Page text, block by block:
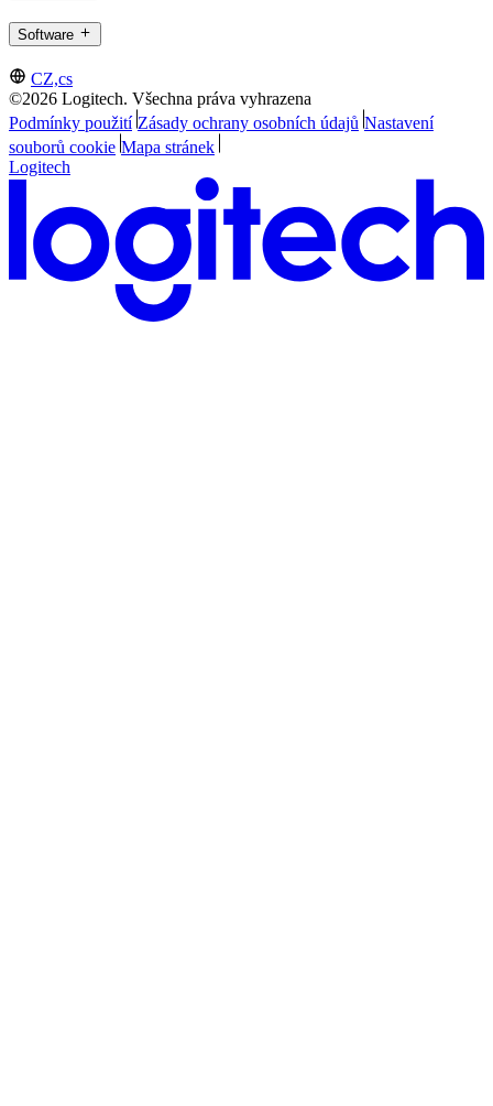
Software
CZ,cs
©2026 Logitech. Všechna práva vyhrazena
Podmínky použití Zásady ochrany osobních údajů Nastavení
souborů cookie Mapa stránek
Logitech